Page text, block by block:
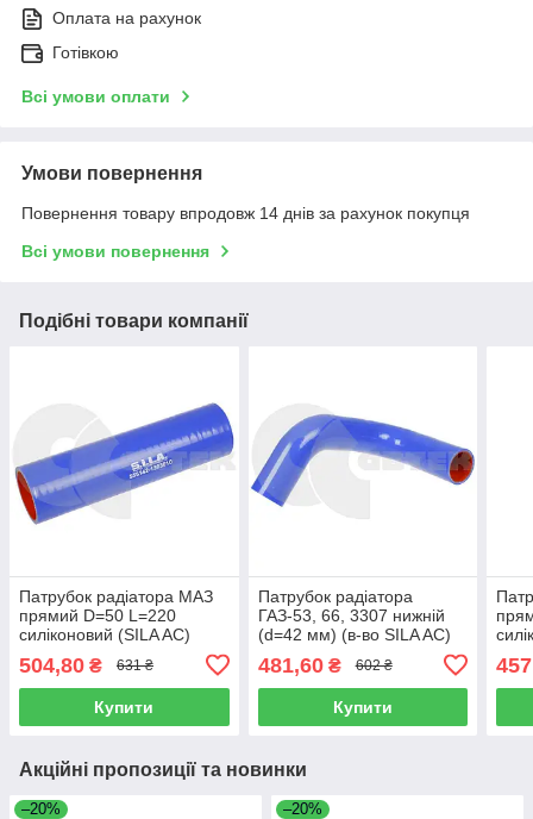
Оплата на рахунок
Готівкою
Всі умови оплати
Умови повернення
Повернення товару впродовж 14 днів за рахунок покупця
Всі умови повернення
Подібні товари компанії
Патрубок радіатора МАЗ
прямий D=50 L=220
силіконовий (SILA AC)
504,80 ₴ 631 ₴
Купити
Патрубок радіатора
ГАЗ-53, 66, 3307 нижній
(d=42 мм) (в-во SILA AC)
481,60₴ 602 ₴
Купити
Акційні пропозиції та новинки
–20% –20%